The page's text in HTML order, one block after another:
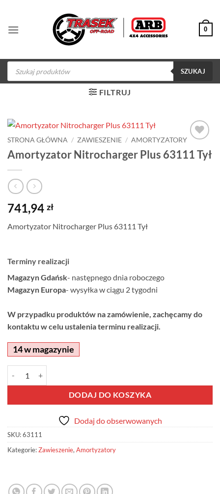
zawartości
0
Wyszukiwarka
produktów
SZUKAJ
FILTRUJ
Dodaj do
obserwowanych
STRONA GŁÓWNA / ZAWIESZENIE / AMORTYZATORY
Amortyzator Nitrocharger Plus 63111 Tył
741,94 zł
Amortyzator Nitrocharger Plus 63111 Tył
Terminy realizacji
Magazyn Gdańsk- następnego dnia roboczego
Magazyn Europa- wysyłka w ciągu 2 tygodni
W przypadku produktów na zamówienie, zachęcamy do
kontaktu w celu ustalenia terminu realizacji.
14 w magazynie
DODAJ DO KOSZYKA
Alternative:
Dodaj do obserwowanych
SKU:63111
Kategorie:Zawieszenie,Amortyzatory